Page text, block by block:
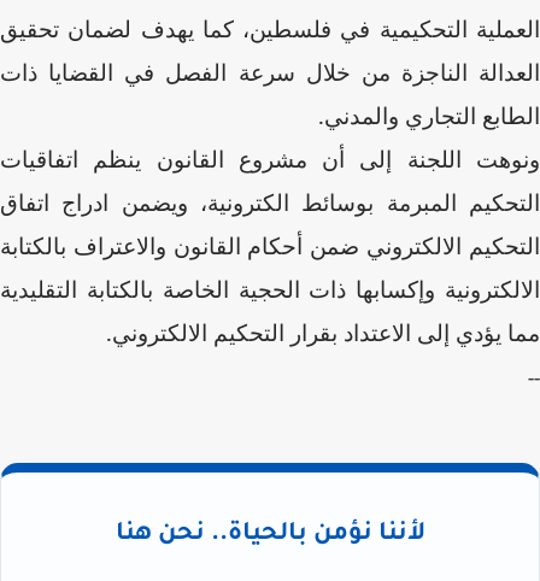
العملية التحكيمية في فلسطين، كما يهدف لضمان تحقيق
العدالة الناجزة من خلال سرعة الفصل في القضايا ذات
الطابع التجاري والمدني.
ونوهت اللجنة إلى أن مشروع القانون ينظم اتفاقيات
التحكيم المبرمة بوسائط الكترونية، ويضمن ادراج اتفاق
التحكيم الالكتروني ضمن أحكام القانون والاعتراف بالكتابة
الالكترونية وإكسابها ذات الحجية الخاصة بالكتابة التقليدية
مما يؤدي إلى الاعتداد بقرار التحكيم الالكتروني.
--
لأننا نؤمن بالحياة.. نحن هنا